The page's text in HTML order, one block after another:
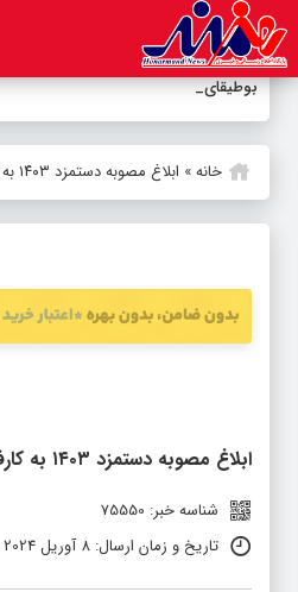
بوطیقای عشق در_
خانه» ابلاغ مصوبه دستمزد ۱۴۰۳ به کارفرمایان
ابلاغ مصوبه دستمزد ۱۴۰۳ به کارفرمایان
شناسه خبر: 75550
تاریخ و زمان ارسال: 8 آوریل 2024 ساعت 16:52